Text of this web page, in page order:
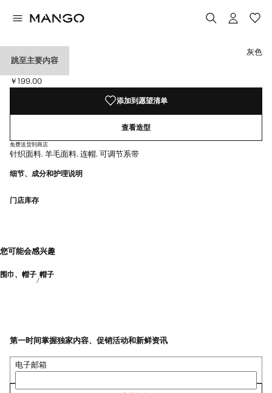
跳至主要内容
针织头巾
当前价格 [￥199.00 ]
￥199.00
选择颜色
已选择颜色灰色
灰色
添加到愿望清单
查看造型
免费送货到商店
针织面料. 羊毛面料. 连帽. 可调节系带
细节、成分和护理说明
门店库存
您可能会感兴趣
围巾、帽子 帽子
第一时间掌握独家内容、促销活动和新鲜资讯
电子邮箱